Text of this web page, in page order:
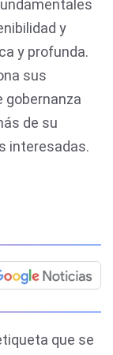
y
y profunda.
sus
gobernanza
de su
interesadas.
que se